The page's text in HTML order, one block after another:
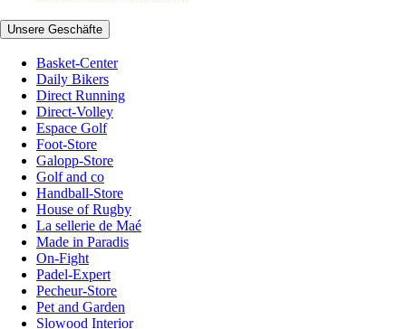
Unsere Geschäfte
Basket-Center
Daily Bikers
Direct Running
Direct-Volley
Espace Golf
Foot-Store
Galopp-Store
Golf and co
Handball-Store
House of Rugby
La sellerie de Maé
Made in Paradis
On-Fight
Padel-Expert
Pecheur-Store
Pet and Garden
Slowood Interior